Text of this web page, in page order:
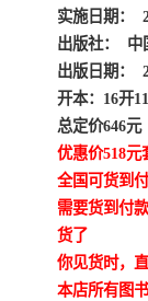
实施日期：
出版社： 中
出版日期：
开本：16开
总定价646元
优惠价518元
全国可货到
需要货到付
货了
你见货时，
本店所有图